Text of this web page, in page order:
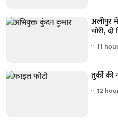
अलीपुर
चोरी, दो
11
तुर्की
12